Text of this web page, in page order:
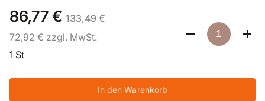
86,77 € 133,49 €
72,92 € zzgl. MwSt.
1 St
In den Warenkorb